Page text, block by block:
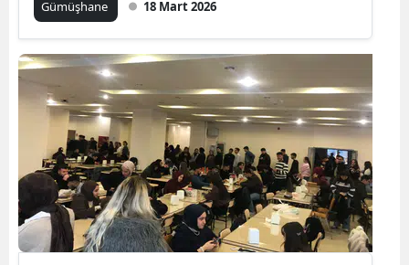
Kocaeli
Konya
Kütahya
Malatya
Manisa
Kahramanmaraş
Gümüşhane 18 Mart 2026